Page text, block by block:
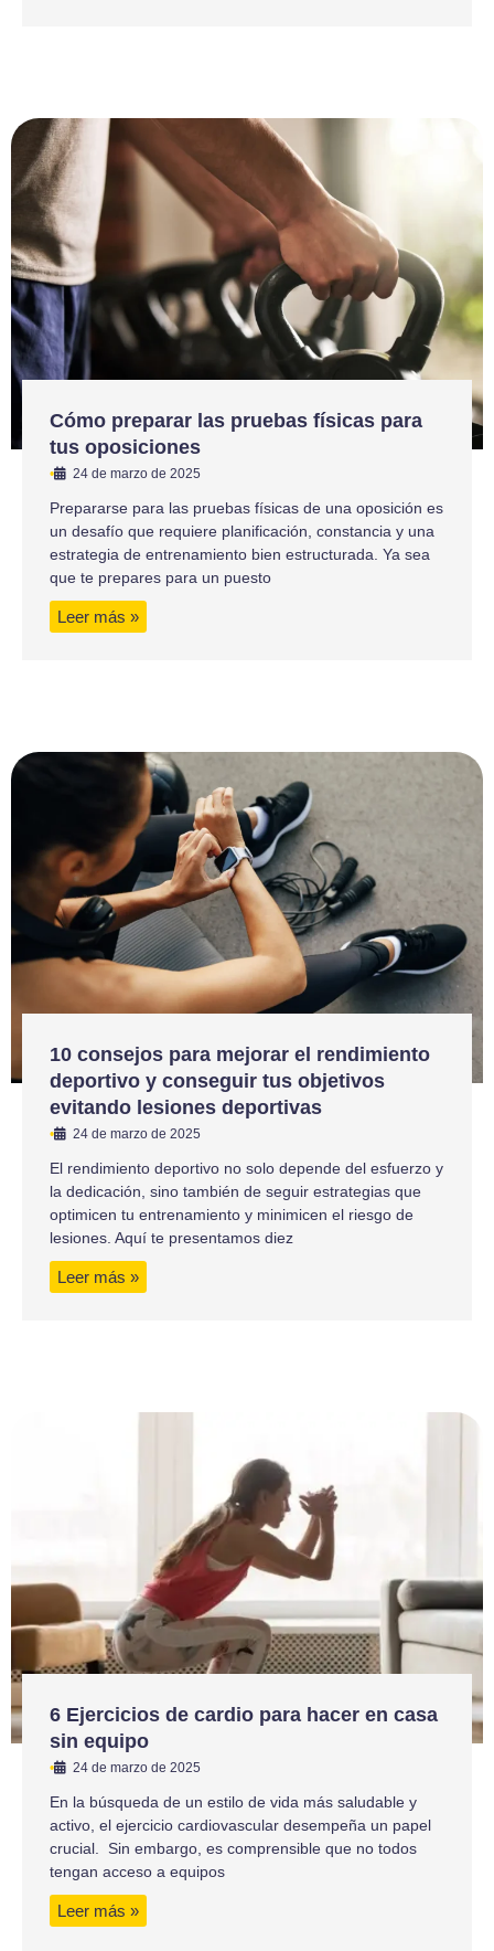
Cómo preparar las pruebas físicas para
tus oposiciones
• 24 de marzo de 2025
Prepararse para las pruebas físicas de una oposición es
un desafío que requiere planificación, constancia y una
estrategia de entrenamiento bien estructurada. Ya sea
que te prepares para un puesto
Leer más »
10 consejos para mejorar el rendimiento
deportivo y conseguir tus objetivos
evitando lesiones deportivas
• 24 de marzo de 2025
El rendimiento deportivo no solo depende del esfuerzo y
la dedicación, sino también de seguir estrategias que
optimicen tu entrenamiento y minimicen el riesgo de
lesiones. Aquí te presentamos diez
Leer más »
6 Ejercicios de cardio para hacer en casa
sin equipo
• 24 de marzo de 2025
En la búsqueda de un estilo de vida más saludable y
activo, el ejercicio cardiovascular desempeña un papel
crucial. Sin embargo, es comprensible que no todos
tengan acceso a equipos
Leer más »